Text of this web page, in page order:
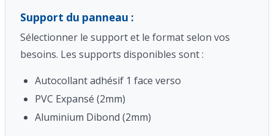
Support du panneau :
Sélectionner le support et le format selon vos
besoins. Les supports disponibles sont :
Autocollant adhésif 1 face verso
PVC Expansé (2mm)
Aluminium Dibond (2mm)